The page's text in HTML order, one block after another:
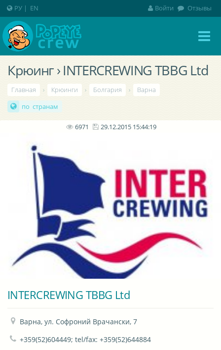
Крюинг › INTERCREWING TBBG Ltd
Главная › Крюинги › Болгария ›
Варна
по странам
6971 29.12.2015 15:44:19
INTERCREWING TBBG Ltd
Варна, ул. Софроний Врачански, 7
+359(52)604449; tel/fax: +359(52)644884
РУ | EN Войти Отзывы